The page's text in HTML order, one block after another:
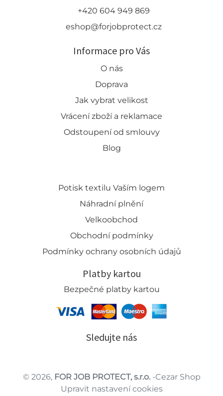
+420 604 949 869
eshop@forjobprotect.cz
Informace pro Vás
O nás
Doprava
Jak vybrat velikost
Vrácení zboží a reklamace
Odstoupení od smlouvy
Blog
Potisk textilu Vaším logem
Náhradní plnění
Velkoobchod
Obchodní podmínky
Podmínky ochrany osobních údajů
Platby kartou
Bezpečné platby kartou
Sledujte nás
© 2026, FOR JOB PROTECT, s.r.o.-Cezar Shop
Upravit nastavení cookies